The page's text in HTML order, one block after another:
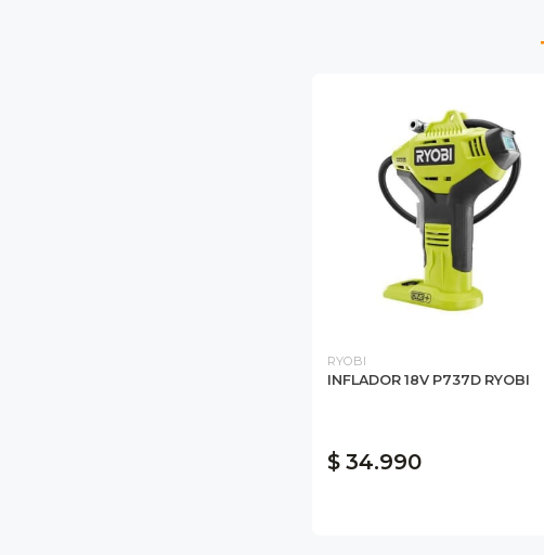
RYOBI
INFLADOR 18V P737D RYOBI
$ 34.990